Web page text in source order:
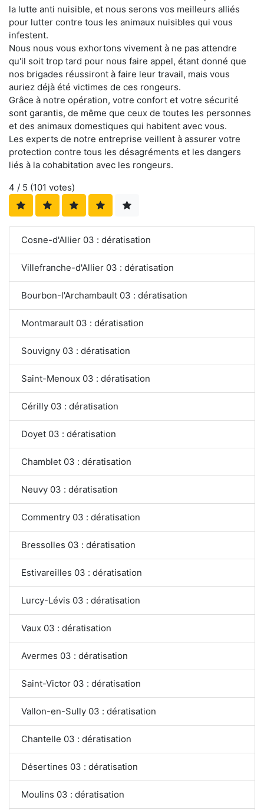
la lutte anti nuisible, et nous serons vos meilleurs alliés
pour lutter contre tous les animaux nuisibles qui vous
infestent.
Nous nous vous exhortons vivement à ne pas attendre
qu'il soit trop tard pour nous faire appel, étant donné que
nos brigades réussiront à faire leur travail, mais vous
auriez déjà été victimes de ces rongeurs.
Grâce à notre opération, votre confort et votre sécurité
sont garantis, de même que ceux de toutes les personnes
et des animaux domestiques qui habitent avec vous.
Les experts de notre entreprise veillent à assurer votre
protection contre tous les désagréments et les dangers
liés à la cohabitation avec les rongeurs.
4 / 5 (101 votes)
Cosne-d'Allier 03 : dératisation
Villefranche-d'Allier 03 : dératisation
Bourbon-l'Archambault 03 : dératisation
Montmarault 03 : dératisation
Souvigny 03 : dératisation
Saint-Menoux 03 : dératisation
Cérilly 03 : dératisation
Doyet 03 : dératisation
Chamblet 03 : dératisation
Neuvy 03 : dératisation
Commentry 03 : dératisation
Bressolles 03 : dératisation
Estivareilles 03 : dératisation
Lurcy-Lévis 03 : dératisation
Vaux 03 : dératisation
Avermes 03 : dératisation
Saint-Victor 03 : dératisation
Vallon-en-Sully 03 : dératisation
Chantelle 03 : dératisation
Désertines 03 : dératisation
Moulins 03 : dératisation